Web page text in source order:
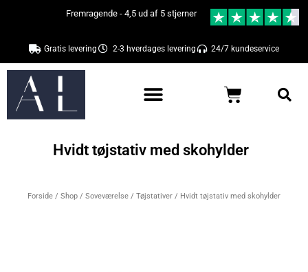
Fremragende - 4,5 ud af 5 stjerner
Gratis levering 2-3 hverdages levering 24/7 kundeservice
Kurv
Hvidt tøjstativ med skohylder
Forside / Shop / Soveværelse / Tøjstativer / Hvidt tøjstativ med skohylder